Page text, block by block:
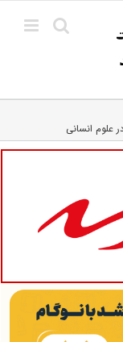
علوم انسانی